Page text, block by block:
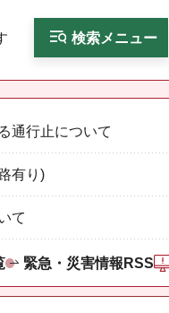
検索メニュー
通行止について
有り)
て
緊急・災害情報RSS